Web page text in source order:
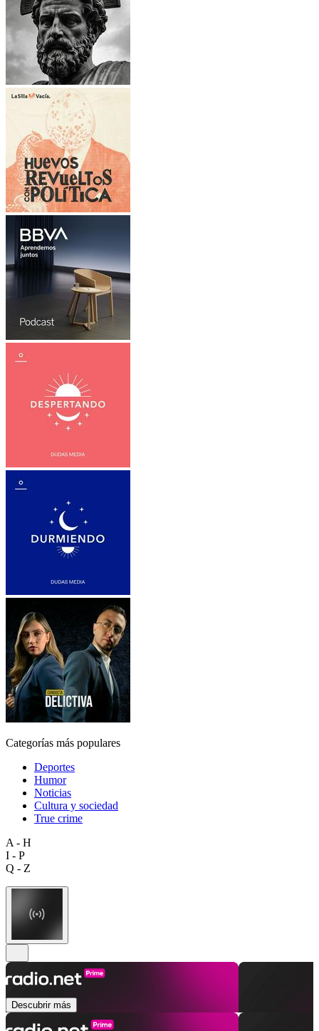
Categorías más populares
Deportes
Humor
Noticias
Cultura y sociedad
True crime
A - H
I - P
Q - Z
Descubrir más